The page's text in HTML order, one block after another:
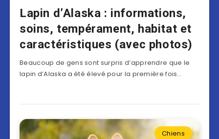
Lapin d’Alaska : informations,
soins, tempérament, habitat et
caractéristiques (avec photos)
Beaucoup de gens sont surpris d’apprendre que le
lapin d’Alaska a été élevé pour la première fois…
Chiens